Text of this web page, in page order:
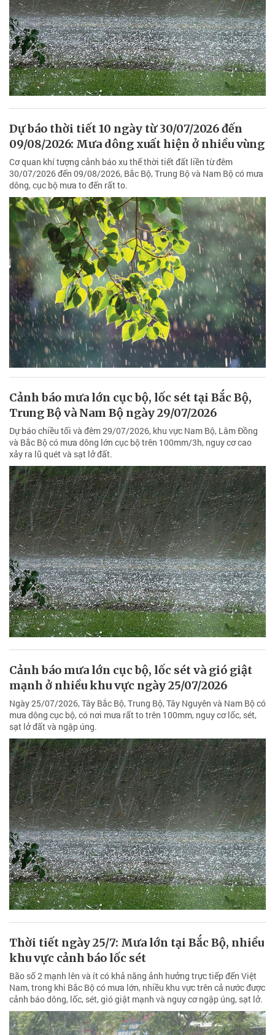
Dự báo thời tiết 10 ngày từ 30/07/2026 đến
09/08/2026: Mưa dông xuất hiện ở nhiều vùng
Cơ quan khí tượng cảnh báo xu thế thời tiết đất liền từ đêm
30/07/2026 đến 09/08/2026, Bắc Bộ, Trung Bộ và Nam Bộ có mưa
dông, cục bộ mưa to đến rất to.
Cảnh báo mưa lớn cục bộ, lốc sét tại Bắc Bộ,
Trung Bộ và Nam Bộ ngày 29/07/2026
Dự báo chiều tối và đêm 29/07/2026, khu vực Nam Bộ, Lâm Đồng
và Bắc Bộ có mưa dông lớn cục bộ trên 100mm/3h, nguy cơ cao
xảy ra lũ quét và sạt lở đất.
Cảnh báo mưa lớn cục bộ, lốc sét và gió giật
mạnh ở nhiều khu vực ngày 25/07/2026
Ngày 25/07/2026, Tây Bắc Bộ, Trung Bộ, Tây Nguyên và Nam Bộ có
mưa dông cục bộ, có nơi mưa rất to trên 100mm, nguy cơ lốc, sét,
sạt lở đất và ngập úng.
Thời tiết ngày 25/7: Mưa lớn tại Bắc Bộ, nhiều
khu vực cảnh báo lốc sét
Bão số 2 mạnh lên và ít có khả năng ảnh hưởng trực tiếp đến Việt
Nam, trong khi Bắc Bộ có mưa lớn, nhiều khu vực trên cả nước được
cảnh báo dông, lốc, sét, gió giật mạnh và nguy cơ ngập úng, sạt lở.